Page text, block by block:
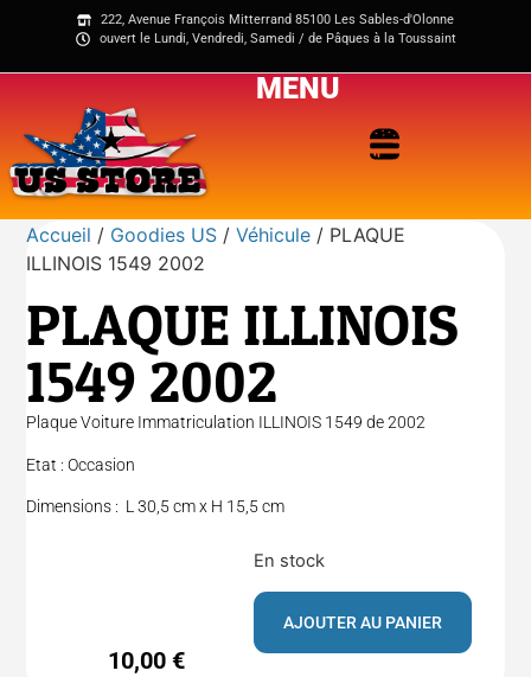
222, Avenue François Mitterrand 85100 Les Sables-d'Olonne
ouvert le Lundi, Vendredi, Samedi / de Pâques à la Toussaint
MENU
Accueil / Goodies US /Véhicule / PLAQUE
ILLINOIS 1549 2002
PLAQUE ILLINOIS
1549 2002
Plaque Voiture Immatriculation ILLINOIS 1549 de 2002
Etat : Occasion
Dimensions : L 30,5 cm x H 15,5 cm
10,00 €
En stock
AJOUTER AU PANIER